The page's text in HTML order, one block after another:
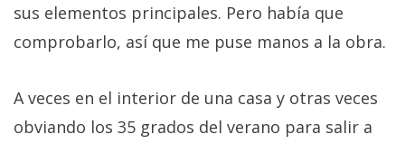
sus elementos principales. Pero había que
comprobarlo, así que me puse manos a la obra.
A veces en el interior de una casa y otras veces
obviando los 35 grados del verano para salir a